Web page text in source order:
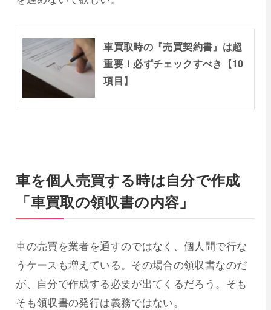
車買取時の『売買契約書』は超
重要！必ずチェックすべき【10
項目】
車を個人売買する時は自分で作成
「車買取の領収書の内容」
車の売買を業者を通すのではなく、個人間で行な
うケースも増えている。その場合の領収書なのだ
が、自分で作成する必要が出てくるだろう。そも
そも領収書の発行は義務ではない。